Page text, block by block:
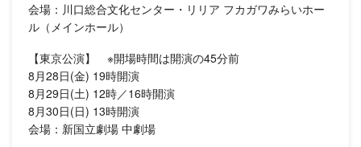
会場：川口総合文化センター・リリア フカガワみらいホー
ル（メインホール）
【東京公演】 ※開場時間は開演の45分前
8月28日(金) 19時開演
8月29日(土) 12時／16時開演
8月30日(日) 13時開演
会場：新国立劇場 中劇場